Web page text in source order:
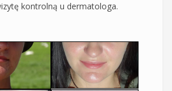
kontrolną u dermatologa.